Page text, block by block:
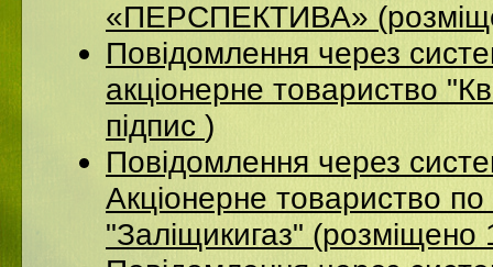
«ПЕРСПЕКТИВА»
Повідомлення через
акціонерне товариство
підпис )
Повідомлення через
Акціонерне товариство по
"Заліщикигаз"